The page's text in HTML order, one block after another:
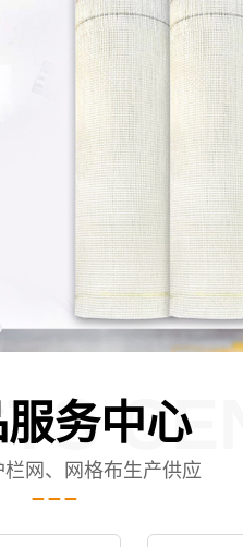
务中心
栏网、网格布生产供应